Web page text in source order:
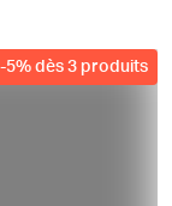
-5% dès 3 produits